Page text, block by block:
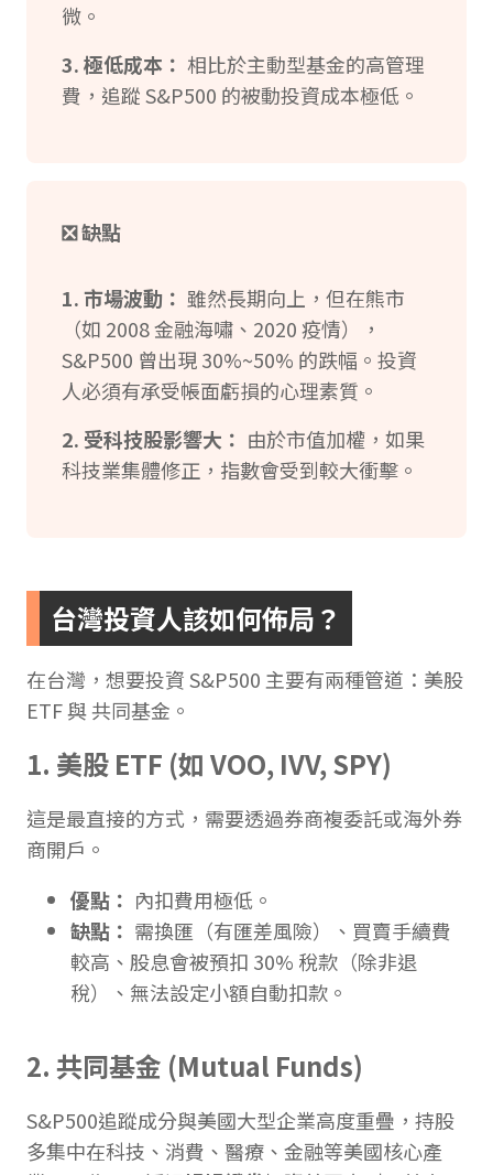
微。
3. 極低成本： 相比於主動型基金的高管理
費，追蹤 S&P500 的被動投資成本極低。
❎ 缺點
1. 市場波動： 雖然長期向上，但在熊市
（如 2008 金融海嘯、2020 疫情），
S&P500 曾出現 30%~50% 的跌幅。投資
人必須有承受帳面虧損的心理素質。
2. 受科技股影響大： 由於市值加權，如果
科技業集體修正，指數會受到較大衝擊。
台灣投資人該如何佈局？
在台灣，想要投資 S&P500 主要有兩種管道：美股
ETF 與 共同基金。
1. 美股 ETF (如 VOO, IVV, SPY)
這是最直接的方式，需要透過券商複委託或海外券
商開戶。
優點： 內扣費用極低。
缺點： 需換匯（有匯差風險）、買賣手續費
較高、股息會被預扣 30% 稅款（除非退
稅）、無法設定小額自動扣款。
2. 共同基金 (Mutual Funds)
S&P500追蹤成分與美國大型企業高度重疊，持股
多集中在科技、消費、醫療、金融等美國核心產